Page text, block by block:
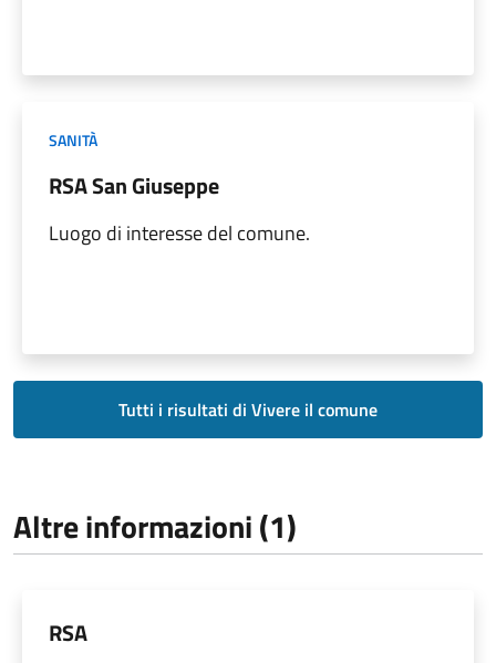
SANITÀ
RSA San Giuseppe
Luogo di interesse del comune.
Tutti i risultati di Vivere il comune
Altre informazioni (1)
RSA